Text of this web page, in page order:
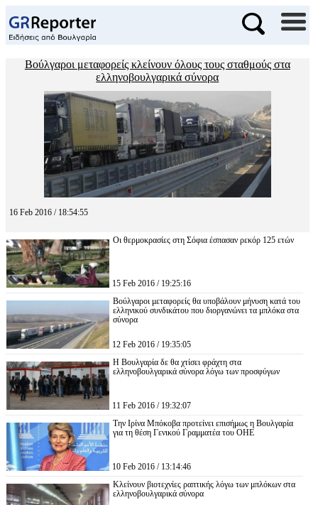
Βούλγαροι μεταφορείς κλείνουν όλους τους σταθμούς στα
ελληνοβουλγαρικά σύνορα
16 Feb 2016 / 18:54:55
Οι θερμοκρασίες στη Σόφια έσπασαν ρεκόρ 125 ετών
15 Feb 2016 / 19:25:16
Βούλγαροι μεταφορείς θα υποβάλουν μήνυση κατά του
ελληνικού συνδικάτου που διοργανώνει τα μπλόκα στα
σύνορα
12 Feb 2016 / 19:35:05
Η Βουλγαρία δε θα χτίσει φράχτη στα
ελληνοβουλγαρικά σύνορα λόγω των προσφύγων
11 Feb 2016 / 19:32:07
Την Ιρίνα Μπόκοβα προτείνει επισήμως η Βουλγαρία
για τη θέση Γενικού Γραμματέα του ΟΗΕ
10 Feb 2016 / 13:14:46
Κλείνουν βιοτεχνίες ραπτικής λόγω των μπλόκων στα
ελληνοβουλγαρικά σύνορα